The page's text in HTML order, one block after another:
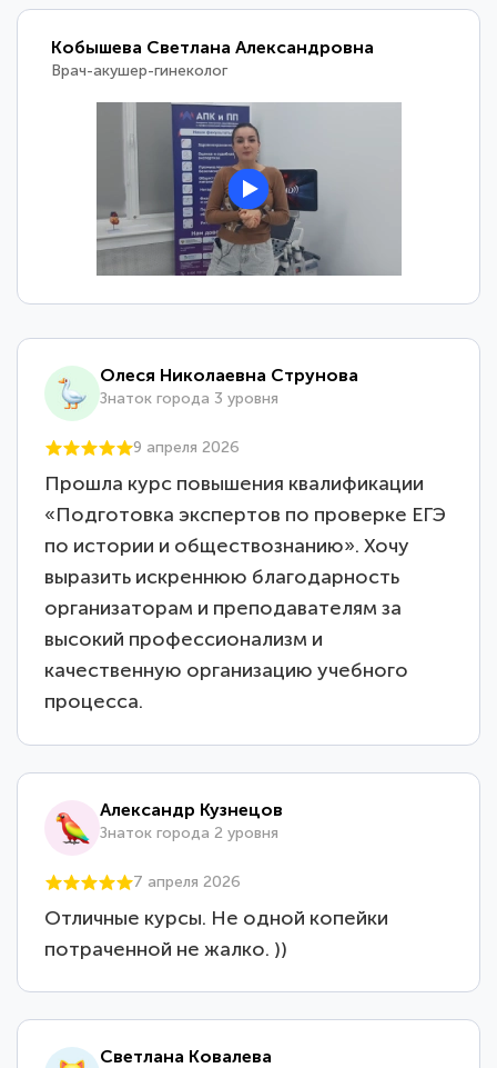
Кобышева Светлана Александровна
Врач-акушер-гинеколог
Олеся Николаевна Струнова
Знаток города 3 уровня
9 апреля 2026
Прошла курс повышения квалификации
«Подготовка экспертов по проверке ЕГЭ
по истории и обществознанию». Хочу
выразить искреннюю благодарность
организаторам и преподавателям за
высокий профессионализм и
качественную организацию учебного
процесса.
Александр Кузнецов
Знаток города 2 уровня
7 апреля 2026
Отличные курсы. Не одной копейки
потраченной не жалко. ))
Светлана Ковалева